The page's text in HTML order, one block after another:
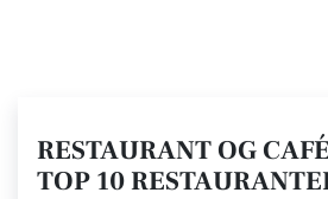
RESTAURANT OG
TOP 10